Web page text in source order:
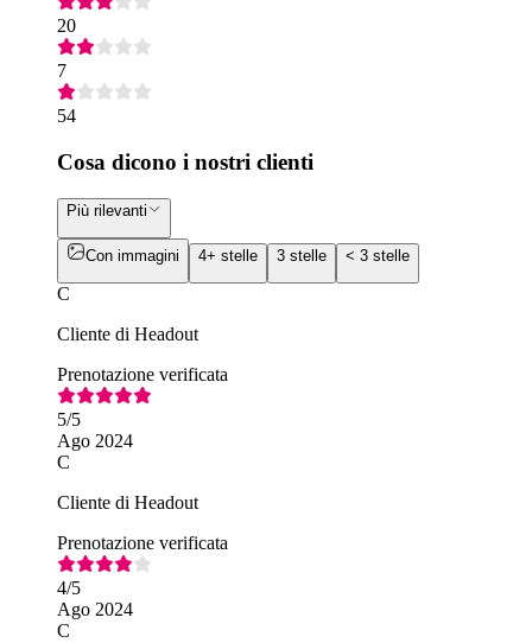
20
7
54
Cosa dicono i nostri clienti
Più rilevanti
Con immagini 4+ stelle 3 stelle < 3 stelle
C
Cliente di Headout
Prenotazione verificata
5/5
Ago 2024
C
Cliente di Headout
Prenotazione verificata
4/5
Ago 2024
C